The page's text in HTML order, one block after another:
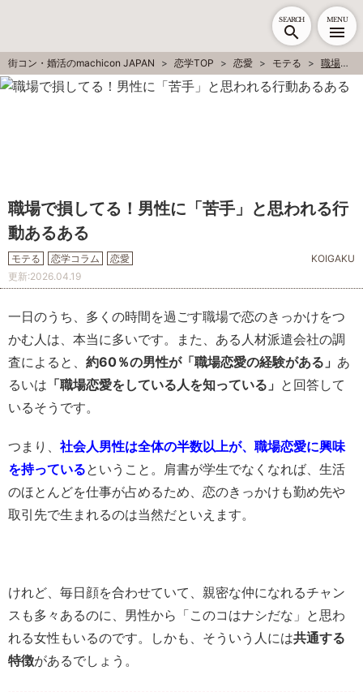
SEARCH MENU
街コン・婚活のmachicon JAPAN 恋学TOP 恋愛 モテる 職場で損してる！男性に「苦手」と思われる行動あるある
職場で損してる！男性に「苦手」と思われる行
動あるある
モテる 恋学コラム 恋愛
KOIGAKU
更新:2026.04.19
一日のうち、多くの時間を過ごす職場で恋のきっかけをつ
かむ人は、本当に多いです。また、ある人材派遣会社の調
査によると、 約60％の男性が「職場恋愛の経験がある」 あ
るいは 「職場恋愛をしている人を知っている」 と回答して
いるそうです。
つまり、 社会人男性は全体の半数以上が、職場恋愛に興味
を持っているということ。肩書が学生でなくなれば、生活
のほとんどを仕事が占めるため、恋のきっかけも勤め先や
取引先で生まれるのは当然だといえます。
けれど、毎日顔を合わせていて、親密な仲になれるチャン
スも多々あるのに、男性から「このコはナシだな」と思わ
れる女性もいるのです。しかも、そういう人には共通する
特徴があるでしょう。